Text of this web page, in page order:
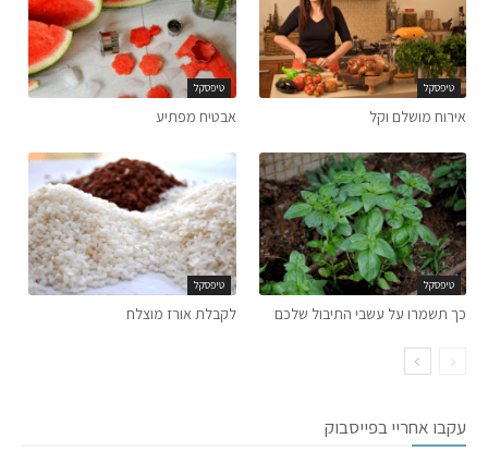
טיפסקל
אירוח מושלם וקל
טיפסקל
אבטיח מפתיע
טיפסקל
כך תשמרו על עשבי התיבול שלכם
טיפסקל
לקבלת אורז מוצלח
עקבו אחריי בפייסבוק